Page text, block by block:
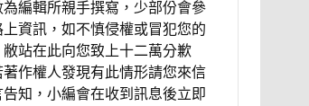
為編輯所親手撰寫，少部份會參
上資訊，如不慎侵權或冒犯您的
敝站在此向您致上十二萬分歉
著作權人發現有此情形請您來信
告知，小編會在收到訊息後立即